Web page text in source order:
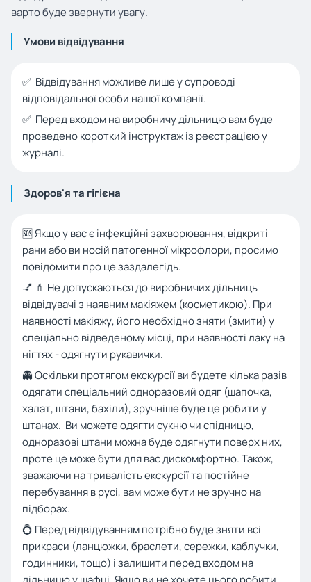
варто буде звернути увагу.
Умови відвідування
✅ Відвідування можливе лише у супроводі
відповідальної особи нашої компанії.
✅ Перед входом на виробничу дільницю вам буде
проведено короткий інструктаж із реєстрацією у
журналі.
Здоров'я та гігієна
🆘 Якщо у вас є інфекційні захворювання, відкриті
рани або ви носій патогенної мікрофлори, просимо
повідомити про це заздалегідь.
💅 💄 Не допускаються до виробничих дільниць
відвідувачі з наявним макіяжем (косметикою). При
наявності макіяжу, його необхідно зняти (змити) у
спеціально відведеному місці, при наявності лаку на
нігтях - одягнути рукавички.
👻 Оскільки протягом екскурсії ви будете кілька разів
одягати спеціальний одноразовий одяг (шапочка,
халат, штани, бахіли), зручніше буде це робити у
штанах. Ви можете одягти сукню чи спідницю,
одноразові штани можна буде одягнути поверх них,
проте це може бути для вас дискомфортно. Також,
зважаючи на тривалість екскурсії та постійне
перебування в русі, вам може бути не зручно на
підборах.
💍 Перед відвідуванням потрібно буде зняти всі
прикраси (ланцюжки, браслети, сережки, каблучки,
годинники, тощо) і залишити перед входом на